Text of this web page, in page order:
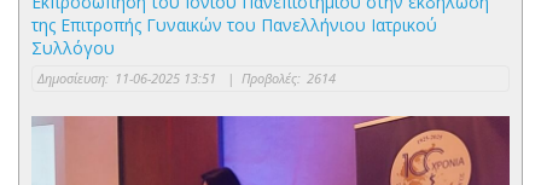
της Επιτροπής Γυναικών του Πανελλήνιου Ιατρικού
Συλλόγου
Δημοσίευση: 11-06-2025 13:51 | Προβολές: 2614